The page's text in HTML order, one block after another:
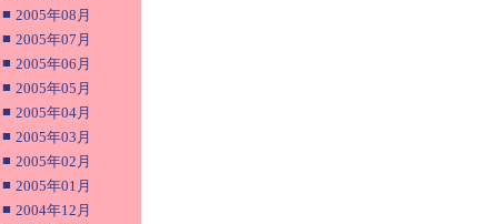
■ 2005年08月
■ 2005年07月
■ 2005年06月
■ 2005年05月
■ 2005年04月
■ 2005年03月
■ 2005年02月
■ 2005年01月
■ 2004年12月